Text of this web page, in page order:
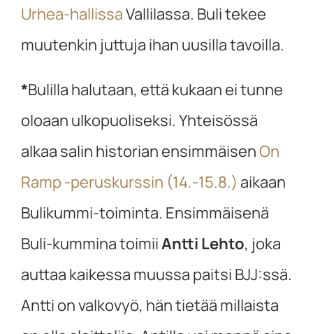
Urhea-hallissaVallilassa. Buli tekee
muutenkin juttuja ihan uusilla tavoilla.
*Bulilla halutaan, että kukaan ei tunne
oloaan ulkopuoliseksi. Yhteisössä
alkaa salin historian ensimmäisenOn
Ramp -peruskurssin (14.-15.8.) aikaan
Bulikummi-toiminta. Ensimmäisenä
Buli-kummina toimiiAntti Lehto, joka
auttaa kaikessa muussa paitsi BJJ:ssä.
Antti on valkovyö, hän tietää millaista